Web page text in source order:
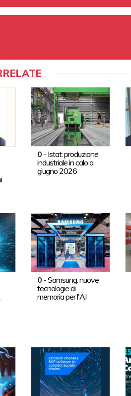
0 - Istat: produzione
industriale in calo a
giugno 2026
0 -Samsung: nuove
tecnologie di
memoria per l'AI